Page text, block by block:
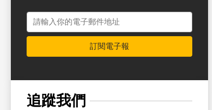
電子郵件地址
訂閱電子報
追蹤我們